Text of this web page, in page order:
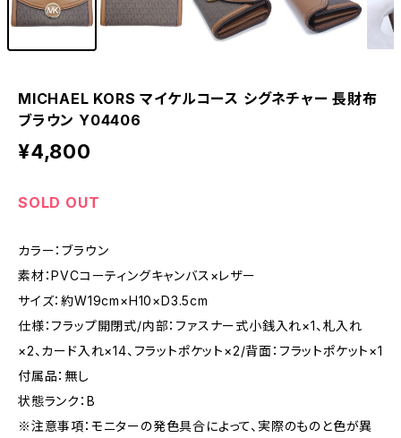
MICHAEL KORS マイケルコース シグネチャー 長財布
ブラウン Y04406
¥4,800
SOLD OUT
カラー：ブラウン
素材：PVCコーティングキャンバス×レザー
サイズ：約W19cm×H10×D3.5cm
仕様：フラップ開閉式/内部：ファスナー式小銭入れ×1、札入れ
×2、カード入れ×14、フラットポケット×2/背面：フラットポケット×1
付属品：無し
状態ランク：B
※注意事項：モニターの発色具合によって、実際のものと色が異